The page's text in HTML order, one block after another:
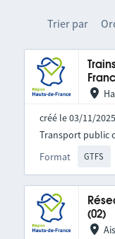
Trier par
créé le 03/11/2025
Format GTFS
Transport public
(02)